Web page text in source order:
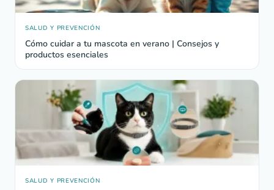
SALUD Y PREVENCIÓN
Cómo cuidar a tu mascota en verano | Consejos y
productos esenciales
SALUD Y PREVENCIÓN